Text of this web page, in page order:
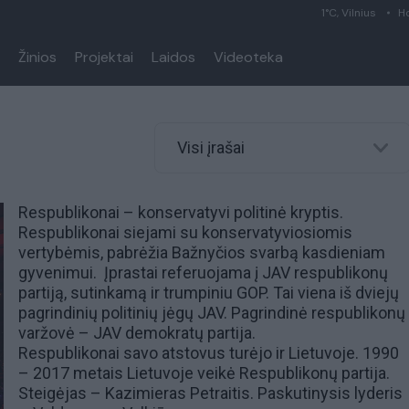
1°C, Vilnius
Žinios Projektai Laidos Videoteka
Visi įrašai
Respublikonai – konservatyvi politinė kryptis.
Respublikonai siejami su konservatyviosiomis
vertybėmis, pabrėžia Bažnyčios svarbą kasdieniam
gyvenimui. Įprastai referuojama į JAV respublikonų
partiją, sutinkamą ir trumpiniu GOP. Tai viena iš dviejų
pagrindinių politinių jėgų JAV. Pagrindinė respublikonų
varžovė – JAV demokratų partija.
Respublikonai savo atstovus turėjo ir Lietuvoje. 1990
– 2017 metais Lietuvoje veikė Respublikonų partija.
Steigėjas – Kazimieras Petraitis. Paskutinysis lyderis